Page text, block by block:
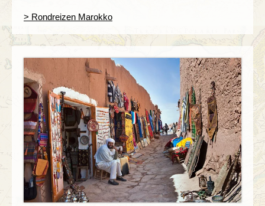
> Rondreizen Marokko